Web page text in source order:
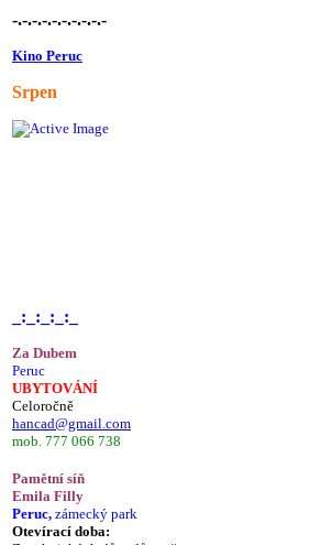
-.-.-.-.-.-.-.-.-.-
Kino Peruc
Srpen
_:_:_:_:_
Za Dubem
Peruc
UBYTOVÁNÍ
Celoročně
hancad@gmail.com
mob. 777 066 738
Pamětní síň
Emila Filly
Peruc, zámecký park
Otevírací doba: